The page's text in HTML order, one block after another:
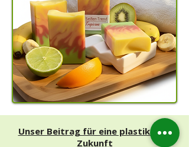
Unser Beitrag für eine plastikfreie
Zukunft